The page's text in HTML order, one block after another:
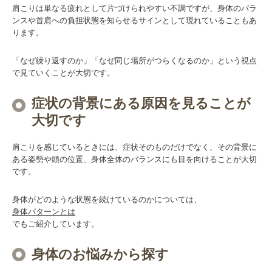
肩こりは単なる疲れとして片づけられやすい不調ですが、身体のバラ
ンスや首肩への負担状態を知らせるサインとして現れていることもあ
ります。
「なぜ繰り返すのか」「なぜ同じ場所がつらくなるのか」という視点
で見ていくことが大切です。
症状の背景にある原因を見ることが
大切です
肩こりを感じているときには、症状そのものだけでなく、その背景に
ある姿勢や頭の位置、身体全体のバランスにも目を向けることが大切
です。
身体がどのような状態を続けているのかについては、
身体パターンとは
でもご紹介しています。
身体のお悩みから探す